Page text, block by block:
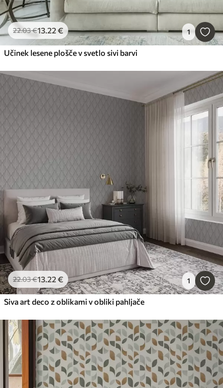
22.03€13.22 € 1
Učinek lesene plošče v svetlo sivi barvi
22.03€13.22 € 1
Siva art deco z oblikami v obliki pahljače